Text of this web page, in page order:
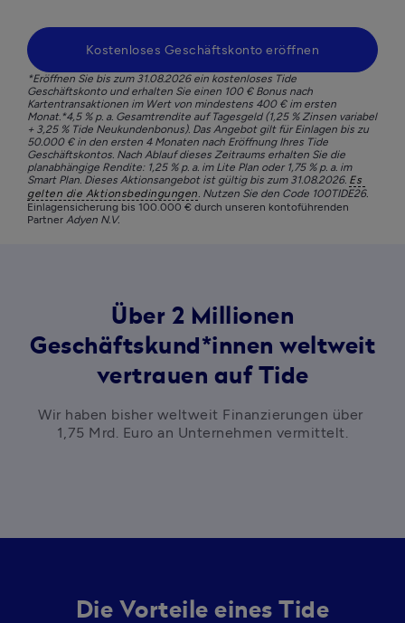
Kostenloses Geschäftskonto eröffnen
*Eröffnen Sie bis zum 31.08.2026 ein kostenloses Tide
Geschäftskonto und erhalten Sie einen 100 € Bonus nach
Kartentransaktionen im Wert von mindestens 400 € im ersten
Monat.*4,5 % p. a. Gesamtrendite auf Tagesgeld (1,25 % Zinsen variabel
+ 3,25 % Tide Neukundenbonus). Das Angebot gilt für Einlagen bis zu
50.000 € in den ersten 4 Monaten nach Eröffnung Ihres Tide
Geschäftskontos. Nach Ablauf dieses Zeitraums erhalten Sie die
planabhängige Rendite: 1,25 % p. a. im Lite Plan oder 1,75 % p. a. im
Smart Plan. Dieses Aktionsangebot ist gültig bis zum 31.08.2026. Es
gelten die Aktionsbedingungen. Nutzen Sie den Code 100TIDE26.
Einlagensicherung bis 100.000 € durch unseren kontoführenden
Partner Adyen N.V.
Über 2 Millionen
Geschäftskund*innen weltweit
vertrauen auf Tide
Wir haben bisher weltweit Finanzierungen über
1,75 Mrd. Euro an Unternehmen vermittelt.
Die Vorteileeines Tide